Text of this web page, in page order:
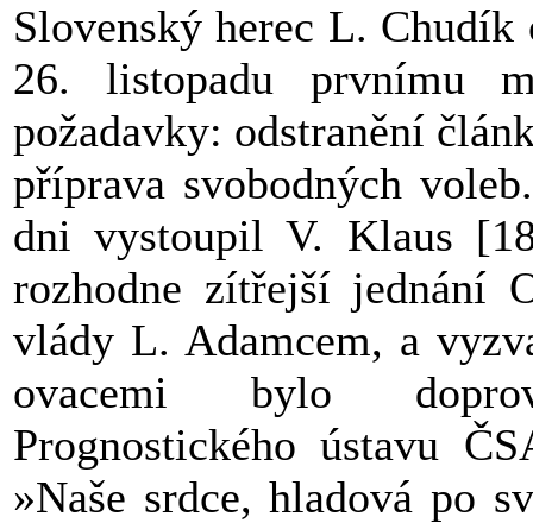
Slovenský herec L.
26. listopadu prvnímu
požadavky: odstranění
příprava svobodných
dni vystoupil V. Klaus
rozhodne zítřejší jednání
vlády L. Adamcem, a
ovacemi bylo
Prognostického ústavu
»Naše srdce, hladová po